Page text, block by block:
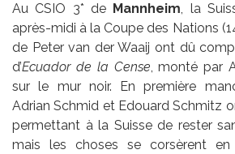
Au CSIO 3* de Mannheim, la
après-midi à la Coupe des Nations
de Peter van der Waaij ont dû
d’Ecuador de la Cense, monté par
sur le mur noir. En première
Adrian Schmid et Edouard Schmitz
permettant à la Suisse de rester
mais les choses se corsèrent en